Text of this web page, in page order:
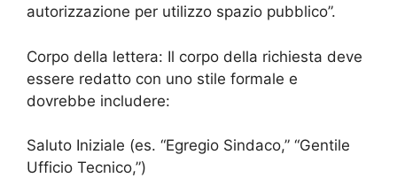
autorizzazione per utilizzo spazio pubblico”.
Corpo della lettera: Il corpo della richiesta deve
essere redatto con uno stile formale e
dovrebbe includere:
Saluto Iniziale (es. “Egregio Sindaco,” “Gentile
Ufficio Tecnico,”)